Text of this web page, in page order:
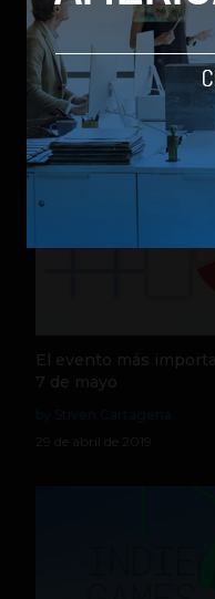
Crimea
by Julián Tabares
29 de julio de 2019
El evento más
7 de mayo
29 de abril de 2019